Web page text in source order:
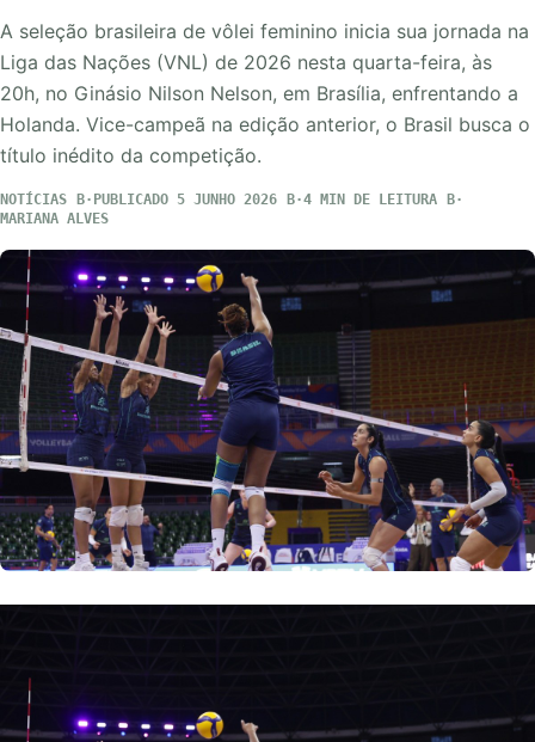
A seleção brasileira de vôlei feminino inicia sua jornada na
Liga das Nações (VNL) de 2026 nesta quarta-feira, às
20h, no Ginásio Nilson Nelson, em Brasília, enfrentando a
Holanda. Vice-campeã na edição anterior, o Brasil busca o
título inédito da competição.
NOTÍCIAS PUBLICADO 5 JUNHO 2026
4 MIN DE LEITURA
MARIANA ALVES